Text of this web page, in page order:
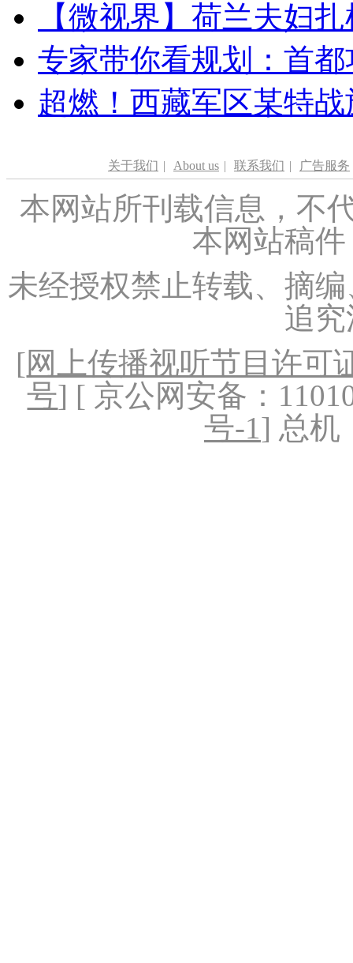
【微视界】荷兰夫妇
专家带你看规划：首
超燃！西藏军区某特
关于我们 | About us | 联系我们 | 广告服务
本网站所刊载信息，不
本网站稿
未经授权禁止转载、摘
追
[网上传播视听节目许可
号] [ 京公网安备：
号-1] 总机